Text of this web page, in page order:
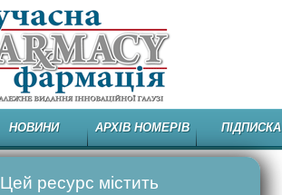
НОВИНИ АРХІВ НОМЕРІВ ПІДПИСКА
Цей ресурс містить